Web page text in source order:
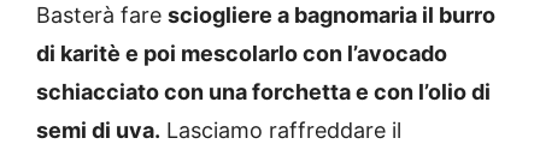
Basterà fare sciogliere a bagnomaria il burro
di karitè e poi mescolarlo con l’avocado
schiacciato con una forchetta e con l’olio di
semi di uva. Lasciamo raffreddare il